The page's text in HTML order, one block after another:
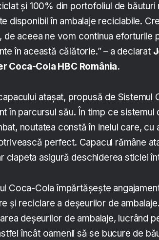
și 100% din portofoliul de
disponibil în ambalaje reciclabile.
de aceea ne vom continua eforturile
în această călătorie.” – a declarat
Coca-Cola HBC România.
atașat, propusă de Sistemul
în parcursul său. În timp ce
noutatea constă în inelul care, cu
perfect. Capacul rămâne
clapeta asigură deschiderea sticlei
Coca-Cola împărtășește
și reciclare a deșeurilor de
deșeurilor de ambalaje, lucrând
încât oamenii să se bucure de